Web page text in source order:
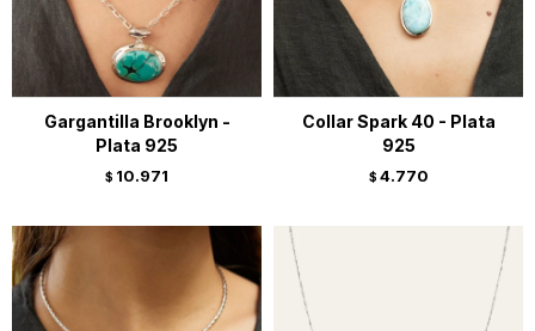
Gargantilla Brooklyn -
Plata 925
$ 10.971
Collar Spark 40 - Plata
925
$ 4.770